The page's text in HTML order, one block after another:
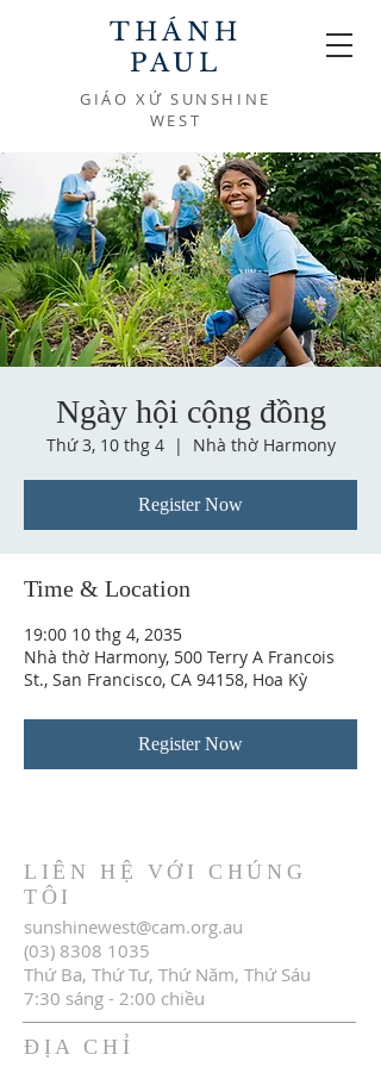
THÁNH
PAUL
GIÁO XỨ SUNSHINE
WEST
Ngày hội cộng đồng
Thứ 3, 10 thg 4
  |
Nhà thờ Harmony
Register Now
Time & Location
19:00 10 thg 4, 2035
Nhà thờ Harmony, 500 Terry A Francois
St., San Francisco, CA 94158, Hoa Kỳ
Register Now
LIÊN HỆ VỚI CHÚNG
TÔI
sunshinewest@cam.org.au
(03) 8308 1035
Thứ Ba, Thứ Tư, Thứ Năm, Thứ Sáu
7:30 sáng - 2:00 chiều
ĐỊA CHỈ